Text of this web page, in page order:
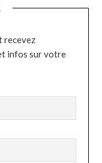
recevez
infos sur votre